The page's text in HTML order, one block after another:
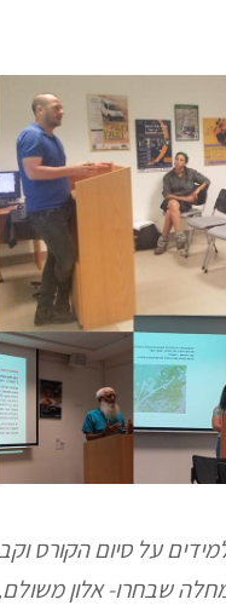
על סיום הקורס
שבחרו- אלון